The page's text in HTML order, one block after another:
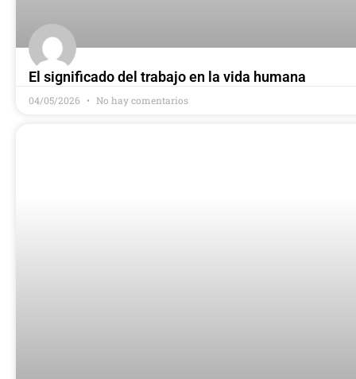
El significado del trabajo en la vida humana
04/05/2026 No hay comentarios